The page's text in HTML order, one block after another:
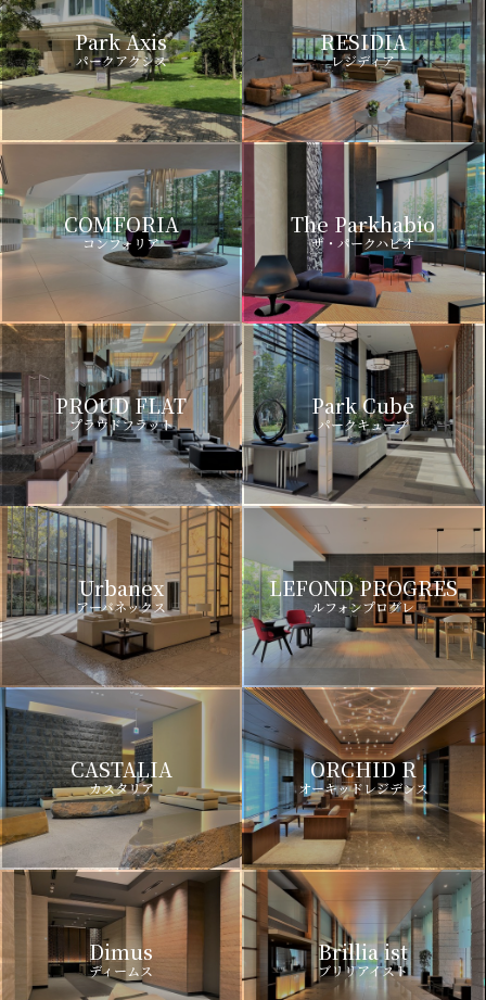
Park Axis
パークアクシス
RESIDIA
レジディア
COMFORIA
コンフォリア
The Parkhabio
ザ・パークハビオ
PROUD FLAT
プラウドフラット
Park Cube
パークキューブ
Urbanex
アーバネックス
LEFOND PROGRES
ルフォンプログレ
CASTALIA
カスタリア
ORCHID R
オーキッドレジデンス
Dimus
ディームス
Brillia ist
ブリリアイスト